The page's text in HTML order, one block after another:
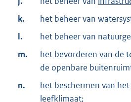
k.
het beheer van
l.
het beheer van
m.
het bevorderen van de
de openbare
n.
het beschermen van
leefklimaat;